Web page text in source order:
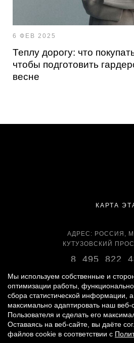
6 ФЕВ 2025
Теплу дорогу: что
чтобы подготовить
весне
КАРТА
АДРЕС: РОССИЯ,
КУТУЗОВСКИЙ
8 495 822
ВРЕМЯ
ЕЖЕДНЕВНО С 11:00
© 2007 - 2026
Мы используем собственные и
оптимизации работы,
сбора статистической информации,
максимально адаптировать наш веб-
Пользователя и сделать его
Оставаясь на веб-сайте, вы даёте
файлов cookie в соответствии с